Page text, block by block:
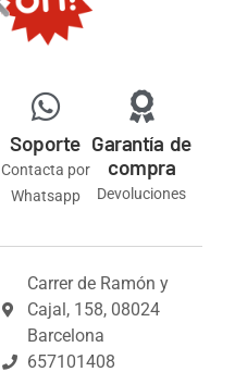
Soporte
Contacta por
Whatsapp
Garantía de
compra
Devoluciones
Carrer de Ramón y
Cajal, 158, 08024
Barcelona
657101408